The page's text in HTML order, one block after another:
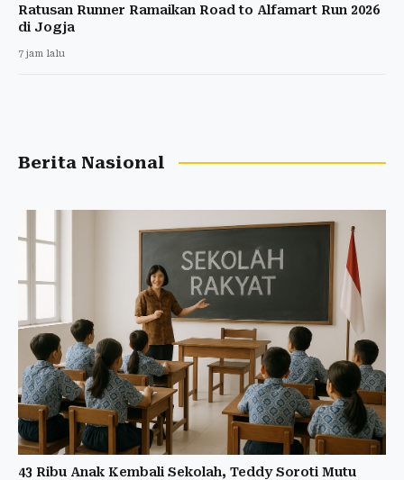
Ratusan Runner Ramaikan Road to Alfamart Run 2026
di Jogja
7 jam lalu
Berita Nasional
43 Ribu Anak Kembali Sekolah, Teddy Soroti Mutu